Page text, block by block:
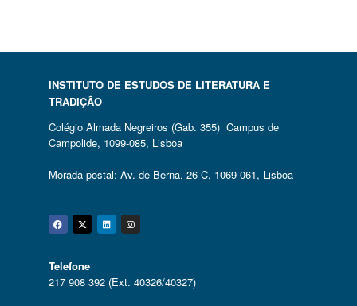
INSTITUTO DE ESTUDOS DE LITERATURA E
TRADIÇÃO
Colégio Almada Negreiros (Gab. 355) Campus de
Campolide, 1099-085, Lisboa
Morada postal: Av. de Berna, 26 C, 1069-061, Lisboa
Facebook
Twitter
Linkedin
Instagram
Telefone
217 908 392 (Ext. 40326/40327)